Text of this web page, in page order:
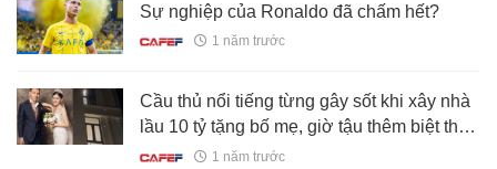
Sự nghiệp của Ronaldo đã chấm hết?
1 năm trước
Cầu thủ nổi tiếng từng gây sốt khi xây nhà
lầu 10 tỷ tặng bố mẹ, giờ tậu thêm biệt thự
hạng sang cho vợ
1 năm trước